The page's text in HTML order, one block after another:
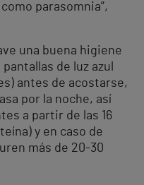
parasomnia”,
una buena higiene
de luz azul
antes de acostarse,
por la noche, así
a partir de las 16
y en caso de
más de 20-30